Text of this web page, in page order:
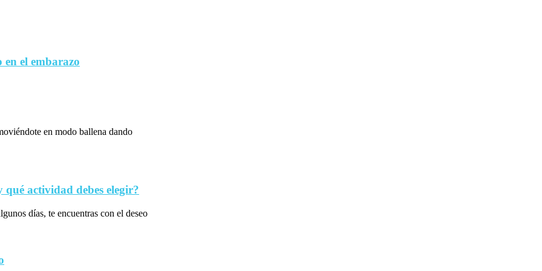
en el embarazo
en modo ballena dando
actividad debes elegir?
días, te encuentras con el deseo